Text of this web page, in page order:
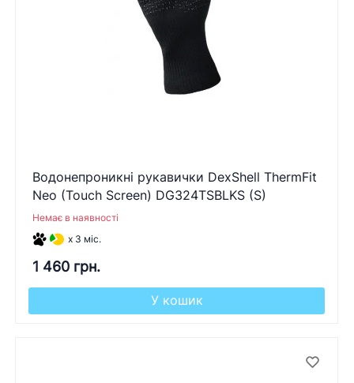
Водонепроникні рукавички DexShell ThermFit
Neo (Touch Screen) DG324TSBLKS (S)
Немає в наявності
x 3 міс.
1 460 грн.
У кошик